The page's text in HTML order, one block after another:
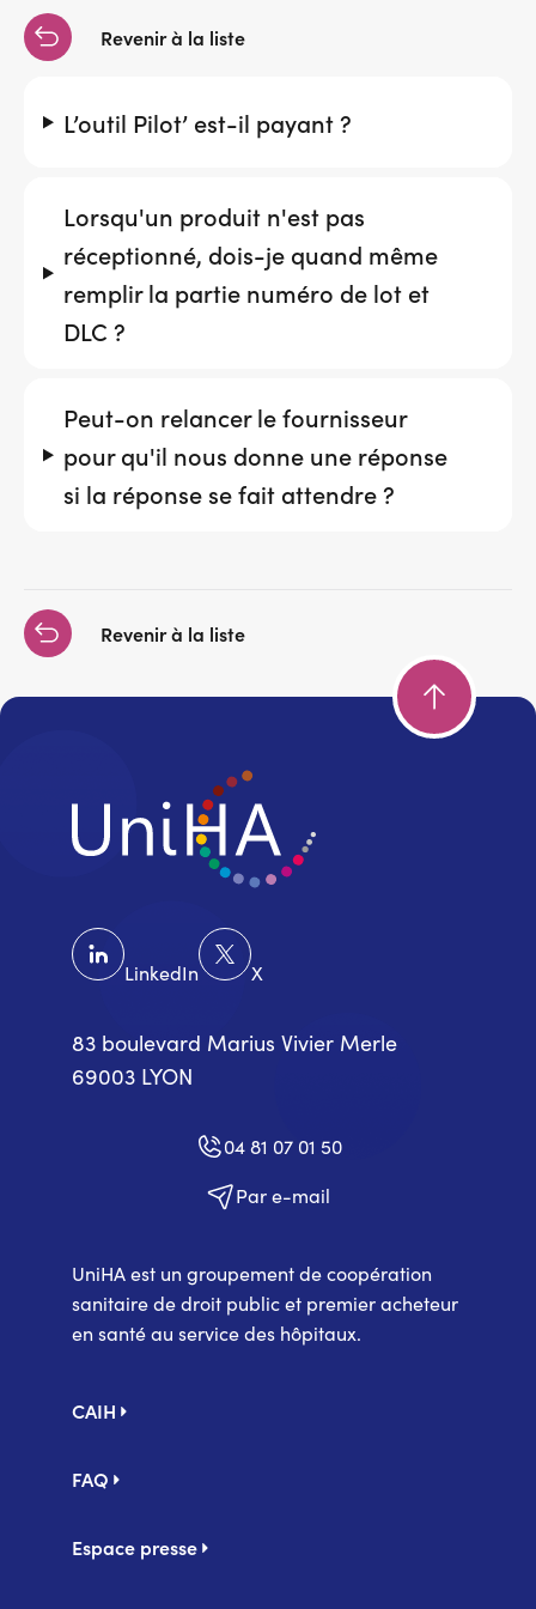
Services adhérents
Top
Fournisseurs
Recrutement
Espace presse
Aide & contact
Revenir à la liste
L’outil Pilot’ est-il payant ?
Lorsqu'un produit n'est pas
réceptionné, dois-je quand même
remplir la partie numéro de lot et
DLC ?
Peut-on relancer le fournisseur
pour qu'il nous donne une réponse
si la réponse se fait attendre ?
Revenir à la liste
LinkedIn X
83 boulevard Marius Vivier Merle
69003 LYON
04 81 07 01 50
Par e-mail
UniHA est un groupement de coopération
sanitaire de droit public et premier acheteur
en santé au service des hôpitaux.
de
CAIH
FAQ
Espace presse